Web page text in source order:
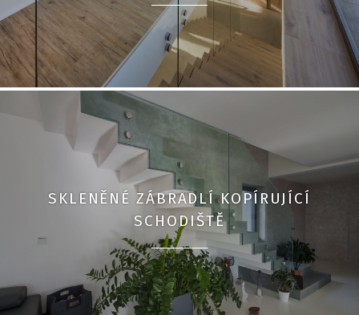
SKLENĚNÉ ZÁBRADLÍ KOPÍRUJÍCÍ
SCHODIŠTĚ